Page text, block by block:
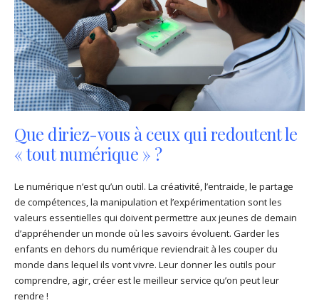
Que diriez-vous à ceux qui redoutent le
« tout numérique » ?
Le numérique n’est qu’un outil. La créativité, l’entraide, le partage
de compétences, la manipulation et l’expérimentation sont les
valeurs essentielles qui doivent permettre aux jeunes de demain
d’appréhender un monde où les savoirs évoluent. Garder les
enfants en dehors du numérique reviendrait à les couper du
monde dans lequel ils vont vivre. Leur donner les outils pour
comprendre, agir, créer est le meilleur service qu’on peut leur
rendre !